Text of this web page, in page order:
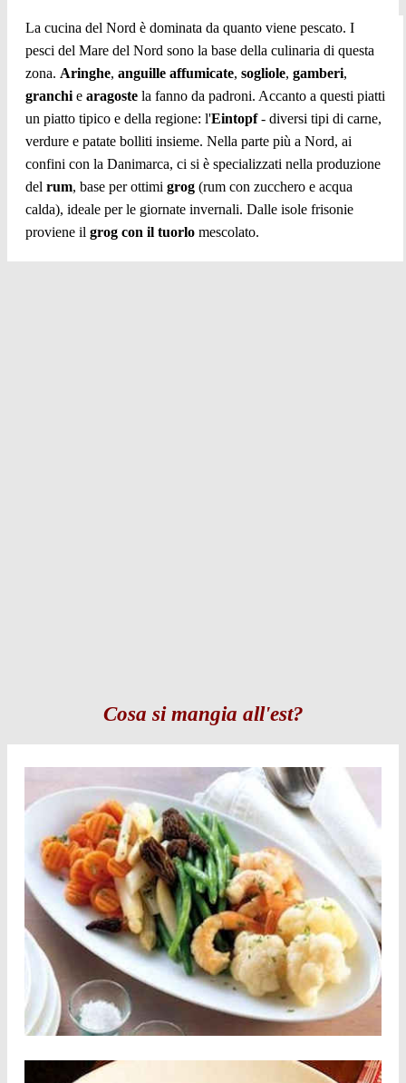
La cucina del Nord è dominata da quanto viene pescato. I
pesci del Mare del Nord sono la base della culinaria di questa
zona. Aringhe, anguille affumicate, sogliole, gamberi,
granchi e aragoste la fanno da padroni. Accanto a questi piatti
un piatto tipico e della regione: l'Eintopf- diversi tipi di carne,
verdure e patate bolliti insieme. Nella parte più a Nord, ai
confini con la Danimarca, ci si è specializzati nella produzione
del rum, base per ottimi grog (rum con zucchero e acqua
calda), ideale per le giornate invernali. Dalle isole frisonie
proviene il grog con il tuorlo mescolato.
Cosa si mangia all'est?